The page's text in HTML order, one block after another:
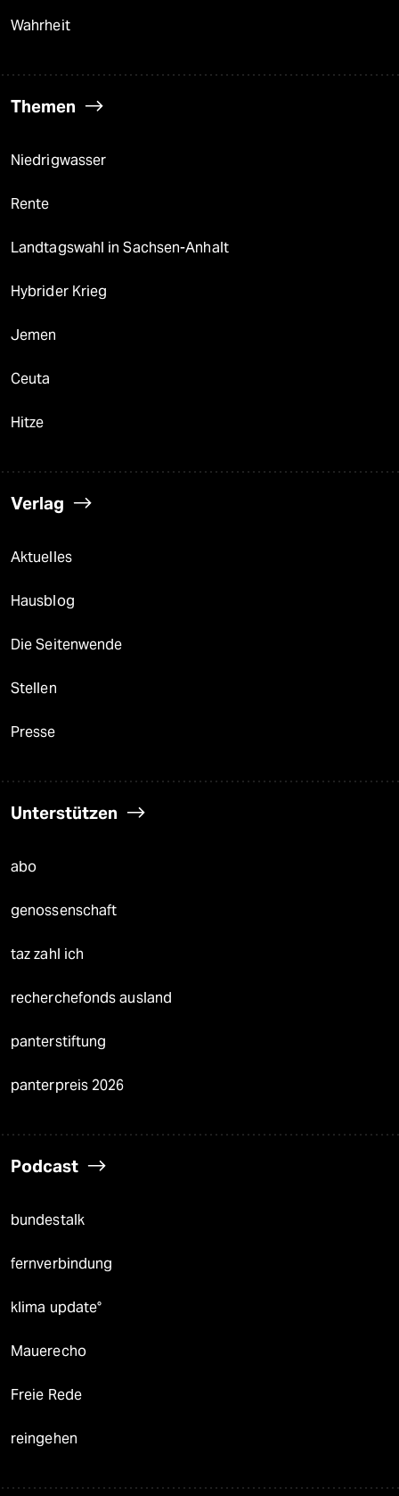
Wahrheit
Themen
Niedrigwasser
Rente
Landtagswahl in Sachsen-Anhalt
Hybrider Krieg
Jemen
Ceuta
Hitze
Verlag
Aktuelles
Hausblog
Die Seitenwende
Stellen
Presse
Unterstützen
abo
genossenschaft
taz zahl ich
recherchefonds ausland
panterstiftung
panterpreis 2026
Podcast
bundestalk
fernverbindung
klima update°
Mauerecho
Freie Rede
reingehen